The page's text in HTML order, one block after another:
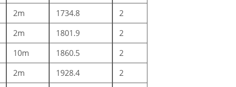
2m 1734.8
2
2m 1801.9
2
10m 1860.5
2
2m 1928.4
2